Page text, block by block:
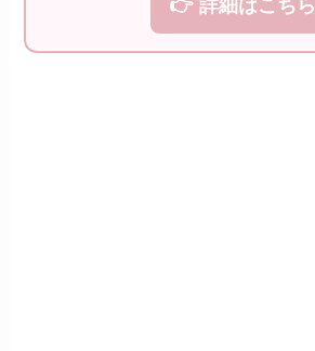
👉 詳細はこちら